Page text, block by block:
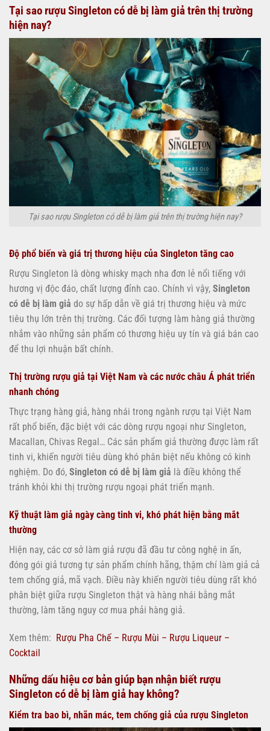
Tại sao rượu Singleton có dễ bị làm giả trên thị trường
hiện nay?
Tại sao rượu Singleton có dễ bị làm giả trên thị trường hiện nay?
Độ phổ biến và giá trị thương hiệu của Singleton tăng cao
Rượu Singleton là dòng whisky mạch nha đơn lẻ nổi tiếng với
hương vị độc đáo, chất lượng đỉnh cao. Chính vì vậy, Singleton
có dễ bị làm giả do sự hấp dẫn về giá trị thương hiệu và mức
tiêu thụ lớn trên thị trường. Các đối tượng làm hàng giả thường
nhắm vào những sản phẩm có thương hiệu uy tín và giá bán cao
để thu lợi nhuận bất chính.
Thị trường rượu giả tại Việt Nam và các nước châu Á phát triển
nhanh chóng
Thực trạng hàng giả, hàng nhái trong ngành rượu tại Việt Nam
rất phổ biến, đặc biệt với các dòng rượu ngoại như Singleton,
Macallan, Chivas Regal… Các sản phẩm giả thường được làm rất
tinh vi, khiến người tiêu dùng khó phân biệt nếu không có kinh
nghiệm. Do đó, Singleton có dễ bị làm giả là điều không thể
tránh khỏi khi thị trường rượu ngoại phát triển mạnh.
Kỹ thuật làm giả ngày càng tinh vi, khó phát hiện bằng mắt
thường
Hiện nay, các cơ sở làm giả rượu đã đầu tư công nghệ in ấn,
đóng gói giả tương tự sản phẩm chính hãng, thậm chí làm giả cả
tem chống giả, mã vạch. Điều này khiến người tiêu dùng rất khó
phân biệt giữa rượu Singleton thật và hàng nhái bằng mắt
thường, làm tăng nguy cơ mua phải hàng giả.
Xem thêm: Rượu Pha Chế – Rượu Mùi – Rượu Liqueur –
Cocktail
Những dấu hiệu cơ bản giúp bạn nhận biết rượu
Singleton có dễ bị làm giả hay không?
Kiểm tra bao bì, nhãn mác, tem chống giả của rượu Singleton